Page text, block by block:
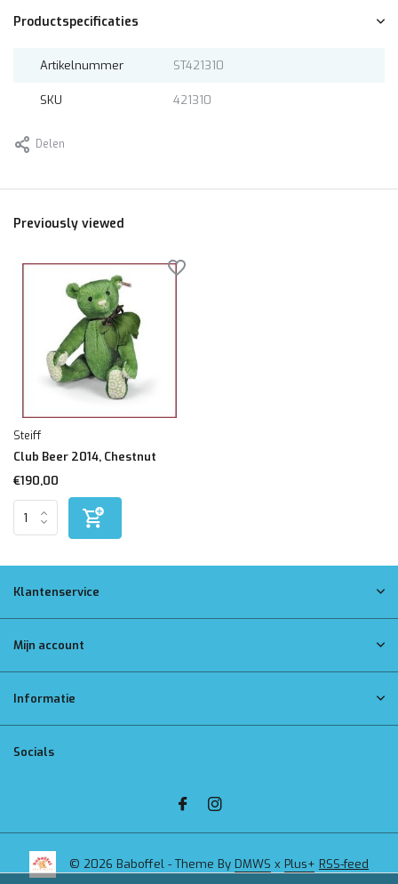
Productspecificaties
Artikelnummer ST421310
SKU 421310
Delen
Previously viewed
Steiff
Club Beer 2014, Chestnut
€190,00
Klantenservice
Mijn account
Informatie
Socials
© 2026 Baboffel - Theme By DMWS x Plus+ RSS-feed